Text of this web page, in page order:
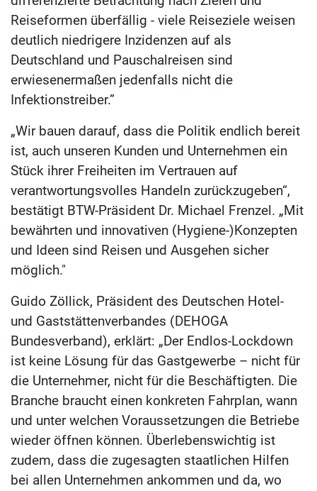
Reiseformen überfällig - viele Reiseziele weisen
deutlich niedrigere Inzidenzen auf als
Deutschland und Pauschalreisen sind
erwiesenermaßen jedenfalls nicht die
Infektionstreiber.”
„Wir bauen darauf, dass die Politik endlich bereit
ist, auch unseren Kunden und Unternehmen ein
Stück ihrer Freiheiten im Vertrauen auf
verantwortungsvolles Handeln zurückzugeben“,
bestätigt BTW-Präsident Dr. Michael Frenzel. „Mit
bewährten und innovativen (Hygiene-)Konzepten
und Ideen sind Reisen und Ausgehen sicher
möglich."
Guido Zöllick, Präsident des Deutschen Hotel-
und Gaststättenverbandes (DEHOGA
Bundesverband), erklärt: „Der Endlos-Lockdown
ist keine Lösung für das Gastgewerbe – nicht für
die Unternehmer, nicht für die Beschäftigten. Die
Branche braucht einen konkreten Fahrplan, wann
und unter welchen Voraussetzungen die Betriebe
wieder öffnen können. Überlebenswichtig ist
zudem, dass die zugesagten staatlichen Hilfen
bei allen Unternehmen ankommen und da, wo